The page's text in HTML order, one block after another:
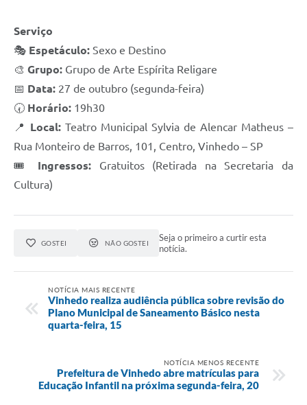
Serviço
🎭 Espetáculo: Sexo e Destino
🎨 Grupo: Grupo de Arte Espírita Religare
📅 Data: 27 de outubro (segunda-feira)
🕢 Horário: 19h30
📍 Local: Teatro Municipal Sylvia de Alencar Matheus –
Rua Monteiro de Barros, 101, Centro, Vinhedo – SP
🎟 Ingressos: Gratuitos (Retirada na Secretaria da
Cultura)
GOSTEI NÃO GOSTEI
Seja o primeiro a curtir esta
notícia.
NOTÍCIA MAIS RECENTE
Vinhedo realiza audiência pública sobre revisão do
Plano Municipal de Saneamento Básico nesta
quarta-feira, 15
NOTÍCIA MENOS RECENTE
Prefeitura de Vinhedo abre matrículas para
Educação Infantil na próxima segunda-feira, 20